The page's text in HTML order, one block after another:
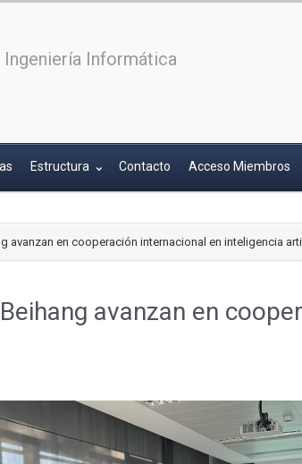
Informática
Estructura Contacto Acceso Miembros
avanzan en cooperación internacional en inteligencia
avanzan en